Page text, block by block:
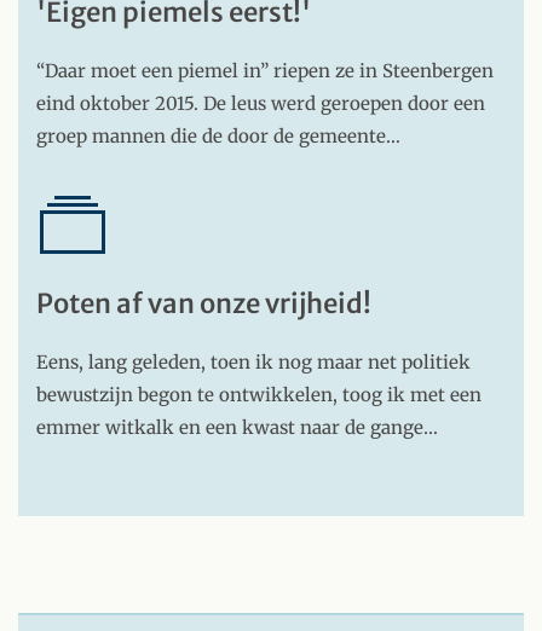
'Eigen piemels eerst!'
“Daar moet een piemel in” riepen ze in Steenbergen
eind oktober 2015. De leus werd geroepen door een
groep mannen die de door de gemeente…
Poten af van onze vrijheid!
Eens, lang geleden, toen ik nog maar net politiek
bewustzijn begon te ontwikkelen, toog ik met een
emmer witkalk en een kwast naar de gange…